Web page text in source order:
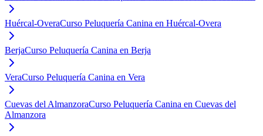
Huércal-OveraCurso Peluquería Canina en Huércal-Overa
BerjaCurso Peluquería Canina en Berja
VeraCurso Peluquería Canina en Vera
Cuevas del AlmanzoraCurso Peluquería Canina en Cuevas del
Almanzora